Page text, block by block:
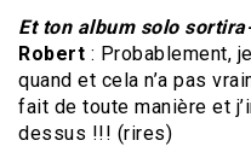
Et ton album solo
Robert : Probablement,
quand et cela n’a pas
fait de toute manière et
dessus !!! (rires)